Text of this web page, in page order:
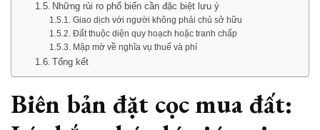
Những rủi ro phổ biến cần đặc biệt lưu ý
Giao dịch với người không phải chủ sở hữu
Đất thuộc diện quy hoạch hoặc tranh chấp
Mập mờ về nghĩa vụ thuế và phí
Tổng kết
Biên bản đặt cọc mua đất: